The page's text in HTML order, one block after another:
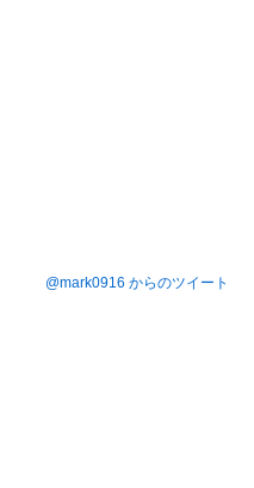
@mark0916 からのツイート